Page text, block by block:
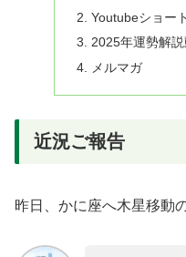
Youtubeショー
2025年運勢解
メルマガ
近況ご報告
昨日、かに座へ木星移動